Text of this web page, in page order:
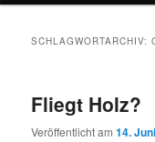
SCHLAGWORTARCHIV:
Fliegt Holz?
Veröffentlicht am14.